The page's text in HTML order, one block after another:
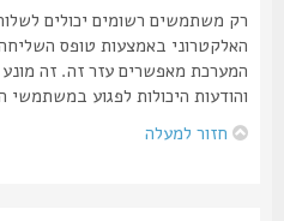
רק משתמשים רשומים יכולים לשלוח
האלקטרוני באמצעות טופס השליחה
המערכת מאפשרים עזר זה. זה מונע
והודעות היכולות לפגוע במשתמשי
חזור למעלה